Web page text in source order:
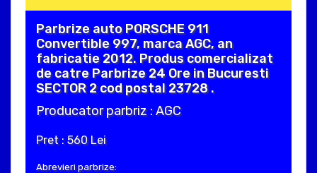
Parbrize auto PORSCHE 911
Convertible 997, marca AGC, an
fabricatie 2012. Produs comercializat
de catre Parbrize 24 Ore in Bucuresti
SECTOR 2 cod postal 23728 .
Producator parbriz : AGC
Pret : 560 Lei
Abrevieri parbrize: